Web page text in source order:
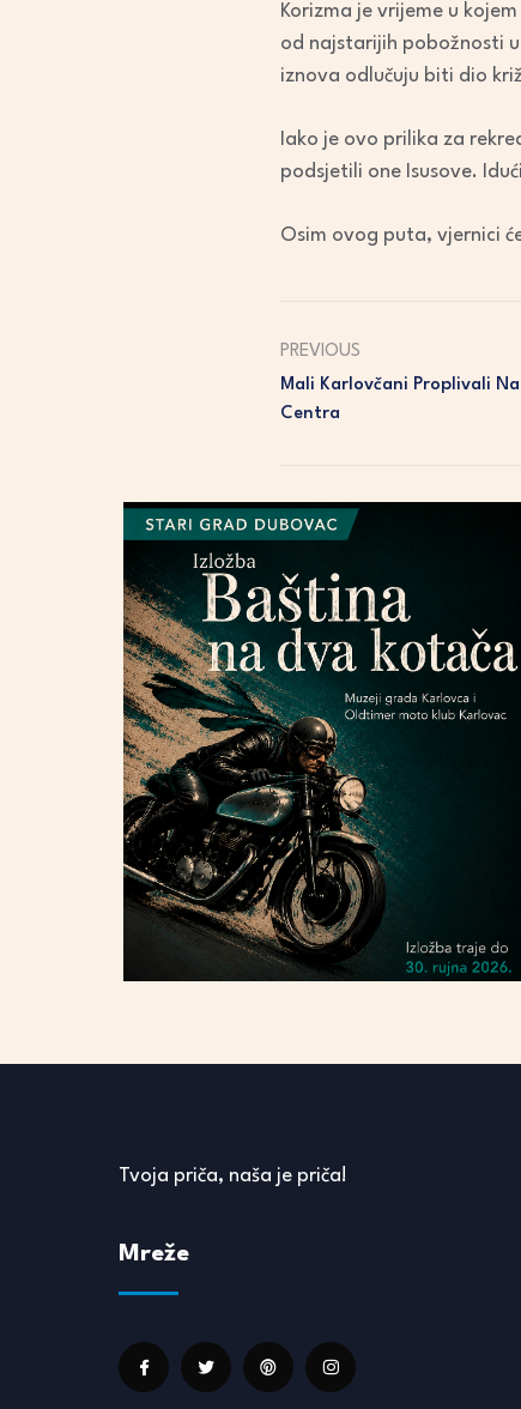
Korizma je vrijeme u
od najstarijih pobožnosti
iznova odlučuju biti dio
Iako je ovo prilika za
podsjetili one Isusove.
Osim ovog puta, vjernici
PREVIOUS
Mali Karlovčani Proplivali
Centra
Tvoja priča, naša je priča!
Mreže